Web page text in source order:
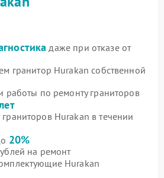
даже при отказе от
гранитор Hurakan собственной
работы по ремонту граниторов
Hurakan в течении
20%
на ремонт
Hurakan